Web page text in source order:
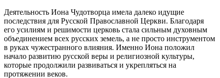
Деятельность Иона Чудотворца имела далеко идущие
последствия для Русской Православной Церкви. Благодаря
его усилиям и решимости церковь стала сильным духовным
объединением всех русских земель, а не просто инструментом
в руках чужестранного влияния. Именно Иона положил
начало развитию русской веры и религиозной культуры,
которые продолжили развиваться и укрепляться на
протяжении веков.